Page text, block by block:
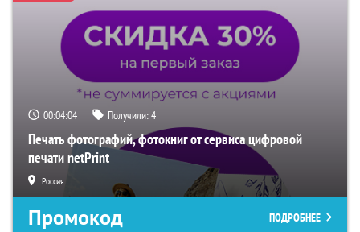
00:04:04 Получили:4
Печать фотографий, фотокниг от сервиса цифровой
печати netPrint
Россия
Промокод ПОДРОБНЕЕ